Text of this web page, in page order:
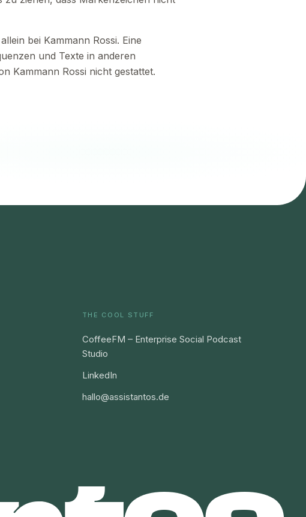
bei Kammann Rossi. Eine
und Texte in anderen
Kammann Rossi nicht gestattet.
THE COOL STUFF
CoffeeFM – Enterprise Social Podcast
Studio
LinkedIn
hallo@assistantos.de